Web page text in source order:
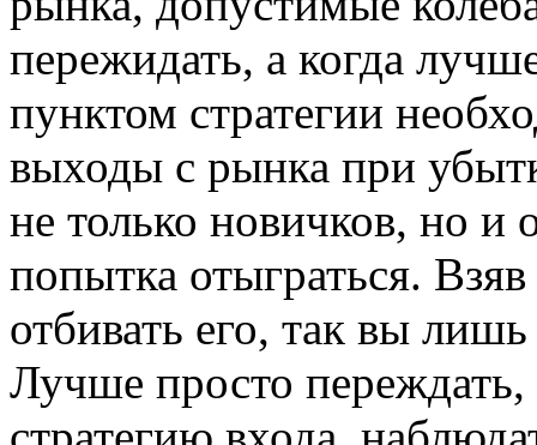
пережидать, а когда
пунктом стратегии
выходы с рынка при
не только новичков, но и
попытка отыграться.
отбивать его, так вы
Лучше просто переждать,